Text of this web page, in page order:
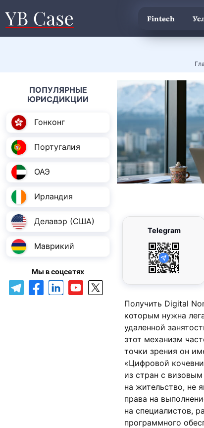
Fintech
ПОПУЛЯРНЫЕ
ЮРИСДИКЦИИ
Гонконг
Португалия
ОАЭ
Ирландия
Делавэр (США)
Маврикий
Мы в соцсетях
Telegram
Получить Digital
которым нужна
удаленной
этот механизм
точки зрения он
«Цифровой
из стран с
на жительство, не
права на
на специалистов,
программного